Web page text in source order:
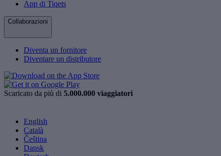
App di Tiqets
Collaborazioni
Diventa un fornitore
Diventare un distributore
Scaricato da più di 5.000.000 viaggiatori
English
Català
Čeština
Dansk